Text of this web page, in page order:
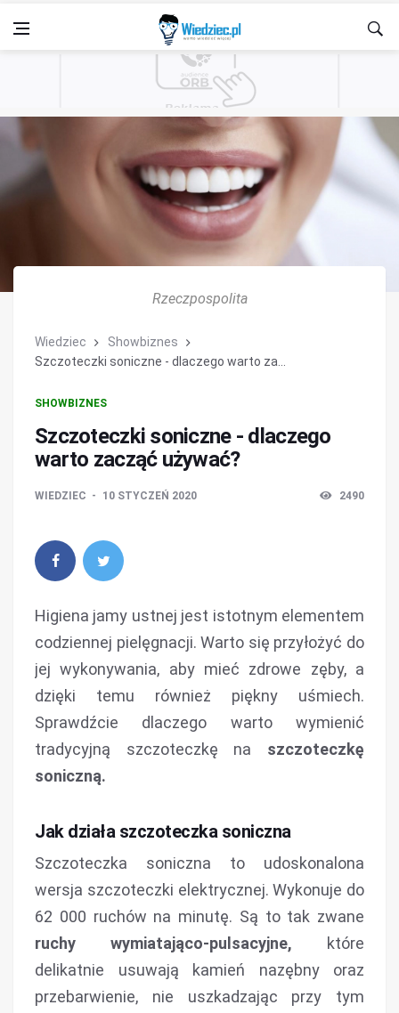
Rzeczpospolita
Wiedziec
Showbiznes
Szczoteczki soniczne - dlaczego warto za...
SHOWBIZNES
Szczoteczki soniczne - dlaczego
warto zacząć używać?
WIEDZIEC 10 STYCZEŃ 2020 2490
Higiena jamy ustnej jest istotnym elementem
codziennej pielęgnacji. Warto się przyłożyć do
jej wykonywania, aby mieć zdrowe zęby, a
dzięki temu również piękny uśmiech.
Sprawdźcie dlaczego warto wymienić
tradycyjną szczoteczkę na szczoteczkę
soniczną.
Jak działa szczoteczka soniczna
Szczoteczka soniczna to udoskonalona
wersja szczoteczki elektrycznej. Wykonuje do
62 000 ruchów na minutę. Są to tak zwane
ruchy wymiatająco-pulsacyjne, które
delikatnie usuwają kamień nazębny oraz
przebarwienie, nie uszkadzając przy tym